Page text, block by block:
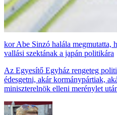
Abe Sinzó halála megmutatta,
vallási szektának a japán politikára
Az Egyesítő Egyház rengeteg
édesgetni, akár kormánypártiak,
miniszterelnök elleni merénylet